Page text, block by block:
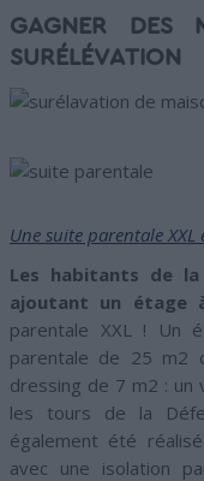
GAGNER DES
SURÉLÉVATION
Une suite parentale XXL
Les habitants de
ajoutant un étage
parentale XXL ! Un
parentale de 25 m2
dressing de 7 m2 : un
les tours de la
également été
avec une isolation